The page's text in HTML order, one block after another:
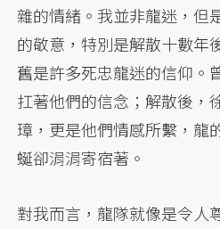
雜的情緒。我並非龍迷，但
的敬意，特別是解散十數年
舊是許多死忠龍迷的信仰。
扛著他們的信念；解散後，
璋，更是他們情感所繫，龍
蜒卻涓涓寄宿著。
對我而言，龍隊就像是令人